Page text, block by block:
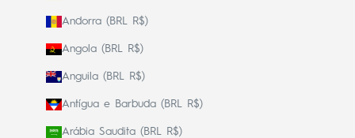
Andorra (BRL R$)
Angola (BRL R$)
Anguila (BRL R$)
Antígua e Barbuda (BRL R$)
Arábia Saudita (BRL R$)